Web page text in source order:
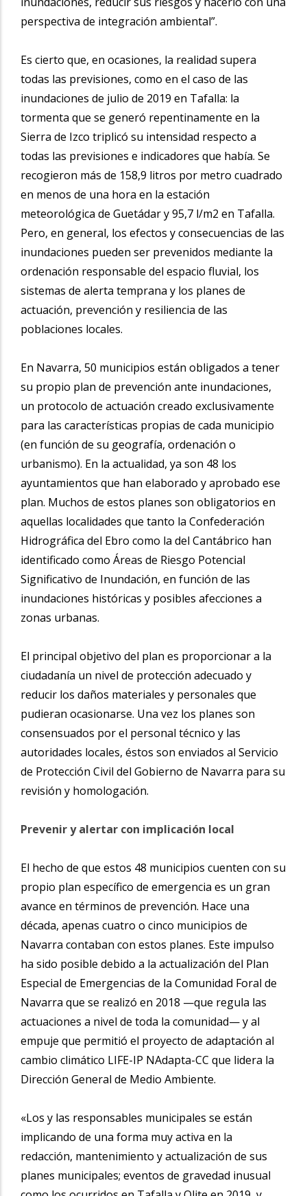
perspectiva de integración ambiental”.
Es cierto que, en ocasiones, la realidad supera
todas las previsiones, como en el caso de las
inundaciones de julio de 2019 en Tafalla: la
tormenta que se generó repentinamente en la
Sierra de Izco triplicó su intensidad respecto a
todas las previsiones e indicadores que había. Se
recogieron más de 158,9 litros por metro cuadrado
en menos de una hora en la estación
meteorológica de Guetádar y 95,7 l/m2 en Tafalla.
Pero, en general, los efectos y consecuencias de las
inundaciones pueden ser prevenidos mediante la
ordenación responsable del espacio fluvial, los
sistemas de alerta temprana y los planes de
actuación, prevención y resiliencia de las
poblaciones locales.
En Navarra, 50 municipios están obligados a tener
su propio plan de prevención ante inundaciones,
un protocolo de actuación creado exclusivamente
para las características propias de cada municipio
(en función de su geografía, ordenación o
urbanismo). En la actualidad, ya son 48 los
ayuntamientos que han elaborado y aprobado ese
plan. Muchos de estos planes son obligatorios en
aquellas localidades que tanto la Confederación
Hidrográfica del Ebro como la del Cantábrico han
identificado como Áreas de Riesgo Potencial
Significativo de Inundación, en función de las
inundaciones históricas y posibles afecciones a
zonas urbanas.
El principal objetivo del plan es proporcionar a la
ciudadanía un nivel de protección adecuado y
reducir los daños materiales y personales que
pudieran ocasionarse. Una vez los planes son
consensuados por el personal técnico y las
autoridades locales, éstos son enviados al Servicio
de Protección Civil del Gobierno de Navarra para su
revisión y homologación.
Prevenir y alertar con implicación local
El hecho de que estos 48 municipios cuenten con su
propio plan específico de emergencia es un gran
avance en términos de prevención. Hace una
década, apenas cuatro o cinco municipios de
Navarra contaban con estos planes. Este impulso
ha sido posible debido a la actualización del Plan
Especial de Emergencias de la Comunidad Foral de
Navarra que se realizó en 2018 —que regula las
actuaciones a nivel de toda la comunidad— y al
empuje que permitió el proyecto de adaptación al
cambio climático LIFE-IP NAdapta-CC que lidera la
Dirección General de Medio Ambiente.
«Los y las responsables municipales se están
implicando de una forma muy activa en la
redacción, mantenimiento y actualización de sus
planes municipales; eventos de gravedad inusual